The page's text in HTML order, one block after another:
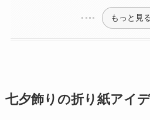
もっと見る
七夕飾りの折り紙アイ